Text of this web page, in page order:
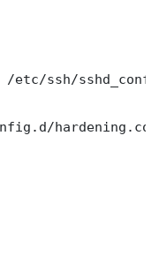
etc/ssh/